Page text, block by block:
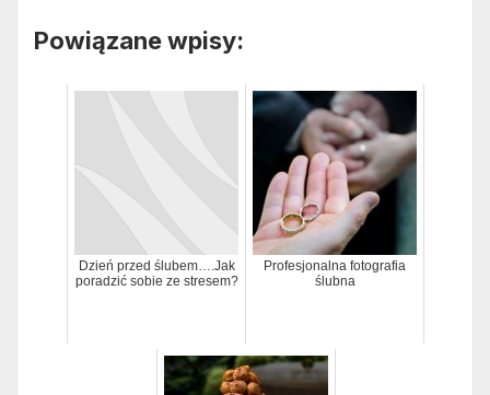
Powiązane wpisy:
Dzień przed ślubem….Jak
poradzić sobie ze stresem?
Profesjonalna fotografia
ślubna